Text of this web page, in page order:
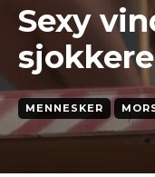
Sexy
MENNESKER